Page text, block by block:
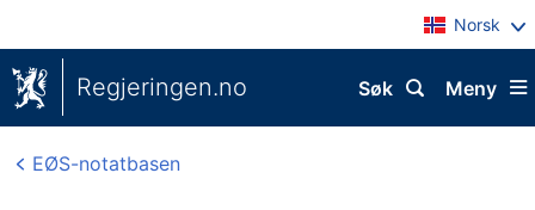
Norsk
Regjeringen.no Meny
Søk
EØS-notatbasen